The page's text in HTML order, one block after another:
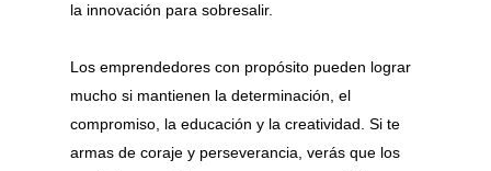
la innovación para sobresalir.
Los emprendedores con propósito pueden lograr
mucho si mantienen la determinación, el
compromiso, la educación y la creatividad. Si te
armas de coraje y perseverancia, verás que los